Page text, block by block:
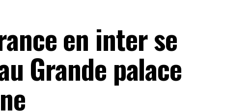
en inter se
Grande palace